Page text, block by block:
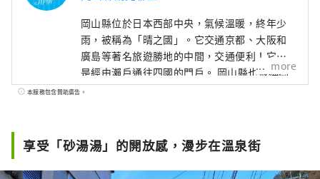
岡山縣位於日本西部中央，氣候溫暖​​，終年少
雨，被稱為「晴之國」。它交通京都、大阪和
廣島等著名旅遊勝地的中間，交通便利！它也
是經由瀨戶通往四國的門戶。 岡山縣也被稱為
“水果岡山”，在瀨戶內溫暖的氣候下，陽光
鋒葡萄等當季水果！ 岡山還擁有世界級的旅遊
景點，包括岡山城、日本三大名園之一的岡山
後樂園以及擁有歷史、文化和藝術的倉敷美觀
more
本服務包含贊助廣告。
享受「砂湯湯」的開放感，漫步在溫泉街